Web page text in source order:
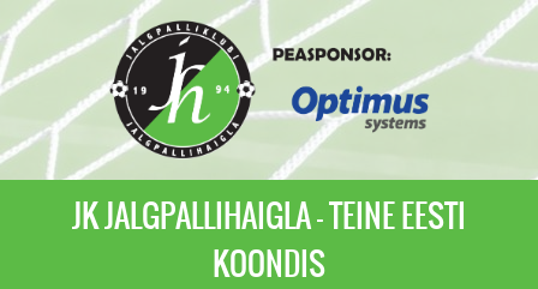
JK JALGPALLIHAIGLA - TEINE EESTI
KOONDIS